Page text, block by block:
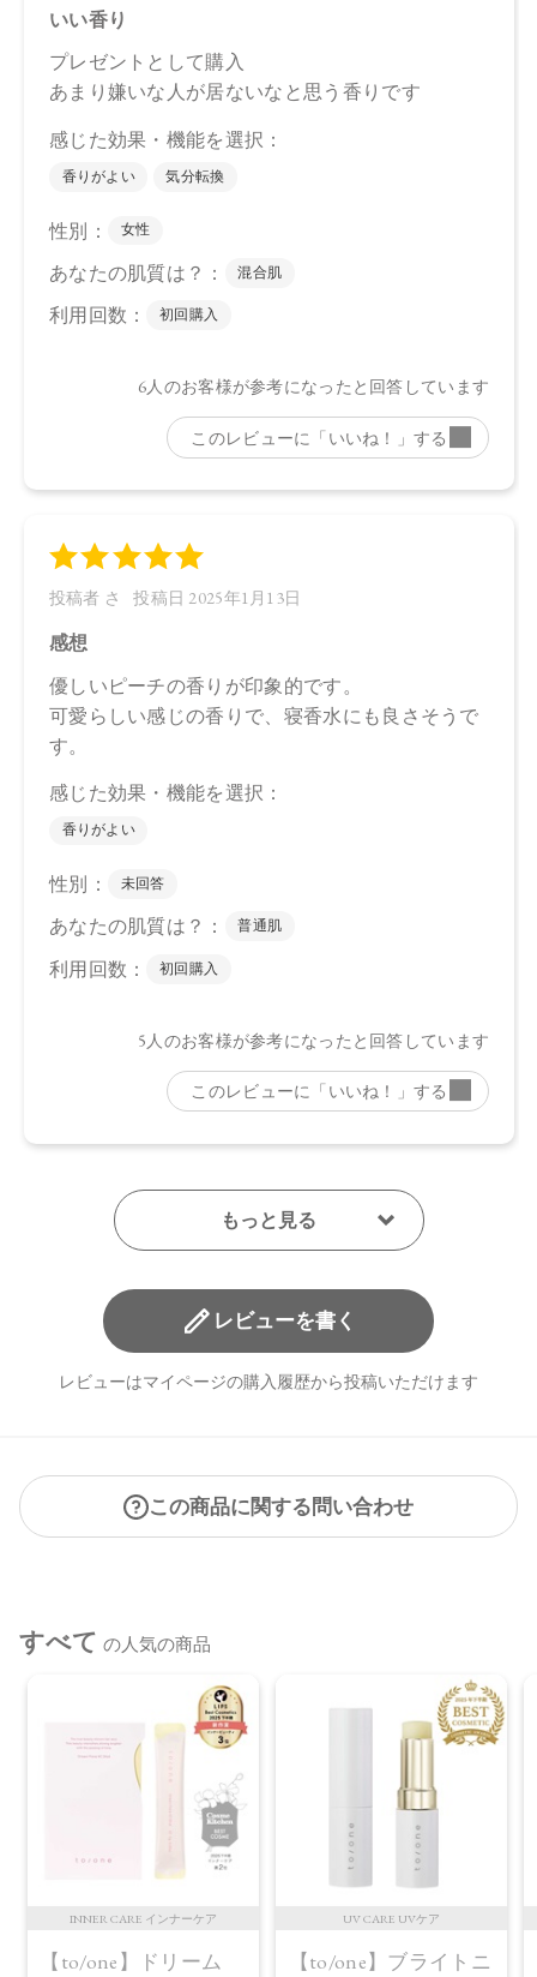
レビューを書く
レビューはマイページの購入履歴から投稿いただけます
この商品に関する問い合わせ
すべて の人気の商品
INNER CARE インナーケア
【to/one】ドリーム
UV CARE UVケア
【to/one】ブライトニ